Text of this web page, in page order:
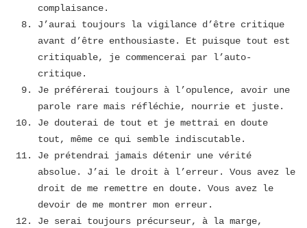
complaisance.
J’aurai toujours la vigilance d’être critique
avant d’être enthousiaste. Et puisque tout est
critiquable, je commencerai par l’auto-
critique.
Je préférerai toujours à l’opulence, avoir une
parole rare mais réfléchie, nourrie et juste.
Je douterai de tout et je mettrai en doute
tout, même ce qui semble indiscutable.
Je prétendrai jamais détenir une vérité
absolue. J’ai le droit à l’erreur. Vous avez le
droit de me remettre en doute. Vous avez le
devoir de me montrer mon erreur.
Je serai toujours précurseur, à la marge,